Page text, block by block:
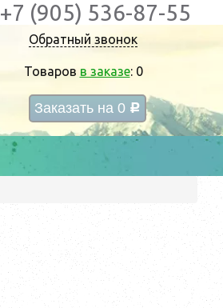
Обратный звонок
Товаров в заказе: 0
Заказать на 0 c
+7 (905) 536-87-55